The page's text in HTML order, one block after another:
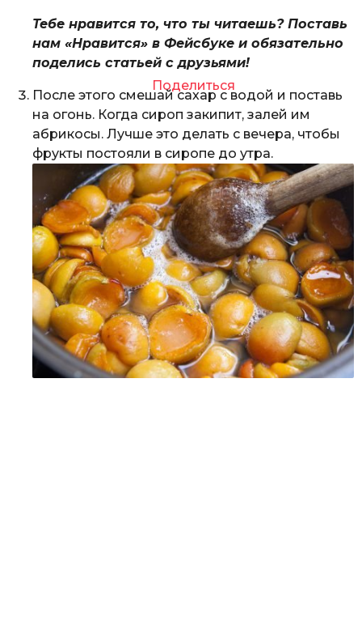
Тебе нравится то, что ты читаешь? Поставь
нам «Нравится» в Фейсбуке и обязательно
поделись статьей с друзьями!
Поделиться
После этого смешай сахар с водой и поставь
на огонь. Когда сироп закипит, залей им
абрикосы. Лучше это делать с вечера, чтобы
фрукты постояли в сиропе до утра.